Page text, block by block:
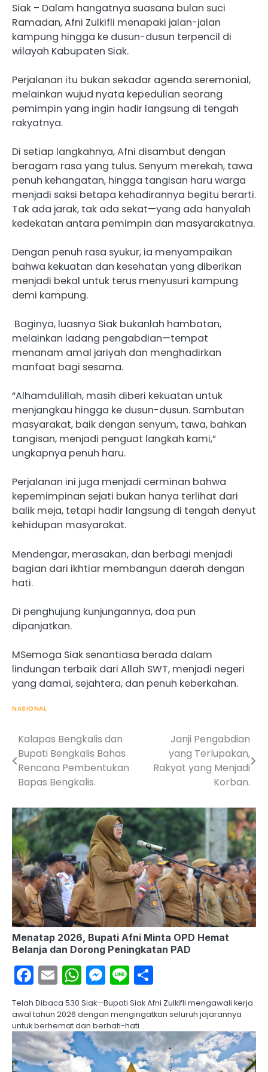
Siak – Dalam hangatnya suasana bulan suci
Ramadan, Afni Zulkifli menapaki jalan-jalan
kampung hingga ke dusun-dusun terpencil di
wilayah Kabupaten Siak.
Perjalanan itu bukan sekadar agenda seremonial,
melainkan wujud nyata kepedulian seorang
pemimpin yang ingin hadir langsung di tengah
rakyatnya.
Di setiap langkahnya, Afni disambut dengan
beragam rasa yang tulus. Senyum merekah, tawa
penuh kehangatan, hingga tangisan haru warga
menjadi saksi betapa kehadirannya begitu berarti.
Tak ada jarak, tak ada sekat—yang ada hanyalah
kedekatan antara pemimpin dan masyarakatnya.
Dengan penuh rasa syukur, ia menyampaikan
bahwa kekuatan dan kesehatan yang diberikan
menjadi bekal untuk terus menyusuri kampung
demi kampung.
Baginya, luasnya Siak bukanlah hambatan,
melainkan ladang pengabdian—tempat
menanam amal jariyah dan menghadirkan
manfaat bagi sesama.
“Alhamdulillah, masih diberi kekuatan untuk
menjangkau hingga ke dusun-dusun. Sambutan
masyarakat, baik dengan senyum, tawa, bahkan
tangisan, menjadi penguat langkah kami,”
ungkapnya penuh haru.
Perjalanan ini juga menjadi cerminan bahwa
kepemimpinan sejati bukan hanya terlihat dari
balik meja, tetapi hadir langsung di tengah denyut
kehidupan masyarakat.
Mendengar, merasakan, dan berbagi menjadi
bagian dari ikhtiar membangun daerah dengan
hati.
Di penghujung kunjungannya, doa pun
dipanjatkan.
MSemoga Siak senantiasa berada dalam
lindungan terbaik dari Allah SWT, menjadi negeri
yang damai, sejahtera, dan penuh keberkahan.
NASIONAL
Post
navigation
Kalapas Bengkalis dan
Bupati Bengkalis Bahas
Rencana Pembentukan
Bapas Bengkalis.
Janji Pengabdian
yang Terlupakan,
Rakyat yang Menjadi
Korban.
Menatap 2026, Bupati Afni Minta OPD Hemat
Belanja dan Dorong Peningkatan PAD
Facebook
EmailWhatsApp
Messenger
Line
Telah Dibaca 530 Siak—Bupati Siak Afni Zulkifli mengawali kerja
awal tahun 2026 dengan mengingatkan seluruh jajarannya
untuk berhemat dan berhati-hati…